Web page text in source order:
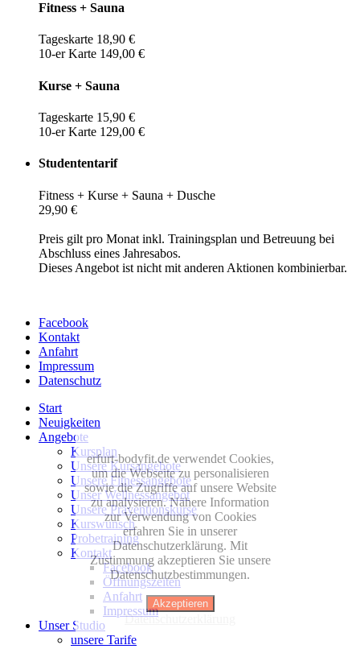
Fitness + Sauna
Tageskarte 18,90 €
10-er Karte 149,00 €
Kurse + Sauna
Tageskarte 15,90 €
10-er Karte 129,00 €
Studententarif
Fitness + Kurse + Sauna + Dusche
29,90 €
Preis gilt pro Monat inkl. Trainingsplan und Betreuung bei
Abschluss eines Jahresabos.
Dieses Angebot ist nicht mit anderen Aktionen kombinierbar.
Facebook
Kontakt
Anfahrt
Impressum
Datenschutz
Start
Neuigkeiten
Angebote
Kursplan
Unsere Kursangebote
Unsere Fitnessangebote
Unser Wellnessangebot
Unsere Präventionskurse
Kurswunsch
Probetraining
Kontakt
Facebook
Öffnungszeiten
Anfahrt
Impressum
Unser Studio
unsere Tarife
erfurt-bodyfit.de verwendet Cookies,
um die Webseite zu personalisieren
sowie die Zugriffe auf unsere Website
zu analysieren. Nähere Information
zur Verwendung von Cookies
erfahren Sie in unserer
Datenschutzerklärung. Mit
Zustimmung akzeptieren Sie unsere
Datenschutzbestimmungen.
Akzeptieren
Datenschutzerklärung